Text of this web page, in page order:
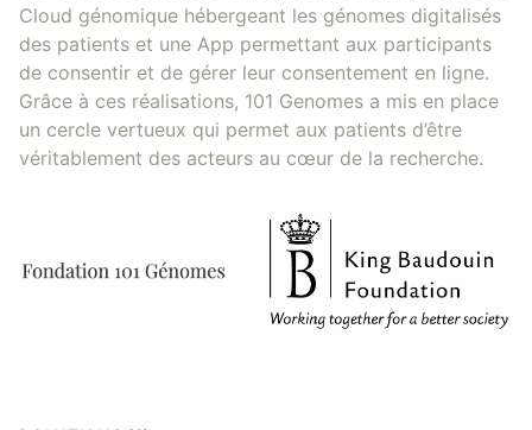
Cloud génomique hébergeant les génomes digitalisés
des patients et une App permettant aux participants
de consentir et de gérer leur consentement en ligne.
Grâce à ces réalisations, 101 Genomes a mis en place
un cercle vertueux qui permet aux patients d’être
véritablement des acteurs au cœur de la recherche.